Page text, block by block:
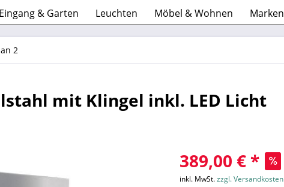
Eingang & Garten Leuchten Möbel & Wohnen Marken
2
mit Klingel inkl. LED Licht
389,00 € *
inkl. MwSt.zzgl. Versandkosten